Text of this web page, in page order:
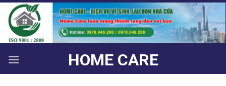
Bỏ
qua
nội
dung
HOME CARE